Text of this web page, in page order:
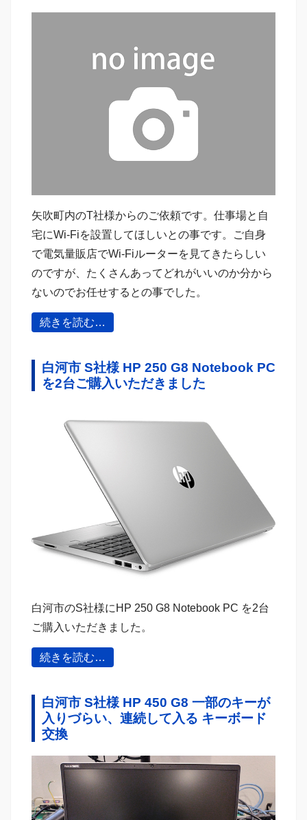
矢吹町内のT社様からのご依頼です。仕事場と自
宅にWi-Fiを設置してほしいとの事です。ご自身
で電気量販店でWi-Fiルーターを見てきたらしい
のですが、たくさんあってどれがいいのか分から
ないのでお任せするとの事でした。
続きを読む…
白河市 S社様 HP 250 G8 Notebook PC
を2台ご購入いただきました
白河市のS社様にHP 250 G8 Notebook PC を2台
ご購入いただきました。
続きを読む…
白河市 S社様 HP 450 G8 一部のキーが
入りづらい、連続して入る キーボード
交換